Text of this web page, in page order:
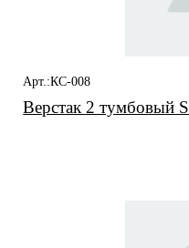
Арт.:КС-008
Верстак 2 тумбовый